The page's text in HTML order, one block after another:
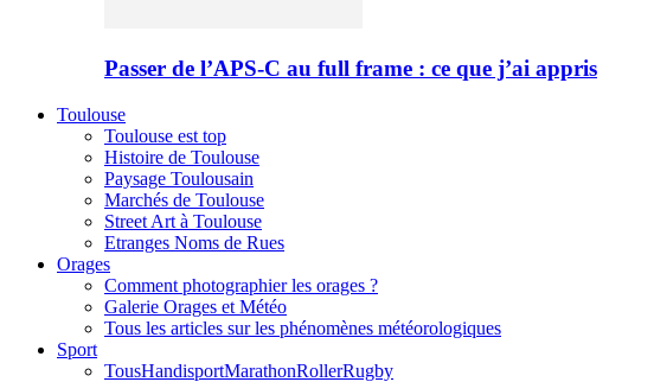
Passer de l’APS-C au full frame : ce que j’ai appris
Toulouse
Toulouse est top
Histoire de Toulouse
Paysage Toulousain
Marchés de Toulouse
Street Art à Toulouse
Etranges Noms de Rues
Orages
Comment photographier les orages ?
Galerie Orages et Météo
Tous les articles sur les phénomènes météorologiques
Sport
TousHandisportMarathonRollerRugby